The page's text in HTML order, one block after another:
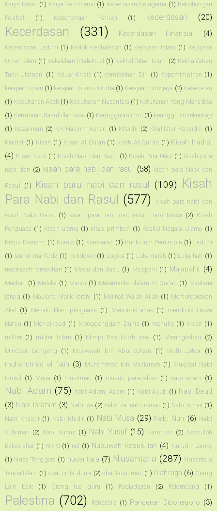
Karya Besar (1) Karya Fenomenal (1) Kebebasan beragama (1) Kebohongan
Pejabat
(1) Kebohongan Yahudi (1) kecerdasan (20)
Kecerdasan (331) Kecerdasan Finansial (4)
Kecerdasan Laduni (1) Kedok Keshalehan (1) Kejayaan Islam (1) Kejayaan
Umat Islam (1) Kekalahan Intelektual (1) Kekhalifahan Islam (2) Kekhalifahan
Turki Utsmani (1) Keluar Krisis (1) Kemiskinan Diri (1) Kepemimpinan (1)
kerajaan Islam (1) kerajaan Islam di India (1) Kerajaan Sriwijaya (2) Kesehatan
(1) Kesultanan Aceh (1) Kesultanan Nusantara (1) Ketuhanan Yang Maha Esa
(1) Keturunan Rasulullah saw (1) Keunggulan ilmu (1) keunggulan teknologi
(1) Kezaliman (2) KH Hasyim Ashari (1) Khaidir (2) Khalifatur Rasyidin (1)
Kiamat (1) Kisah (1) Kisah Al Quran (1) kisah Al-Qur'an (1) Kisah Hadist
(4) Kisah Nabi (1) Kisah Nabi dan Rasul (1) Kisah Para Nabi (1) kisah para
nabi dan (2) kisah para nabi dan rasul (58) kisah para Nabi dan
Rasul (1) Kisah para nabi dan rasul (109) Kisah
Para Nabi dan Rasul (577)
kisah para nabi dan
rasul. Nabi Daud
(1) kisah para nabi dan rasul. nabi Musa (2) Kisah
Penguasa (1) Kisah ulama (1) kitab primbon (1) Koalisi Negara Ulama (1)
Krisis Ekonomi (1) Kumis (1) Kumparan (1) Kurikulum Pemimpin (1) Laduni
(1) lauhul mahfudz (1) lockdown (1) Logika (1) Luka darah (1) Luka hati (1)
madrasah ramadhan (1) Madu dan Susu (1) Majapahi (1) Majapahit (4)
Makkah (1) Malaka (1) Mandi (1) Matematika dalam Al-Qur'an (1) Maulana
Ishaq (1) Maulana Malik Ibrahi (1) Melihat Wajah Allah (1) Memerdekakan
Akal
(1) Menaklukkan penguasa (1) Mendidik anak (1)
mendidik Hawa
Nafsu (1) Mendikbud (1) Menggenggam Dunia (1) menulis (1) Mesir (1)
militer (1) militer Islam (1) Mimpi Rasulullah saw (1) Minangkabau
(2)
Mindset Dongeng
(1) Muawiyah bin Abu Sofyan (1) Mufti Johor (1)
muhammad al fatih (3) Muhammad bin Maslamah (1) Mukjizat Nabi
Ismail
(1) Musa (1) muslimah (1) musuh peradaban (1) nabi adam (1)
Nabi Adam (75) nabi Adam. Adam (1) Nabi Ayub (1) Nabi Daud
(3) Nabi Ibrahim (3) Nabi Isa (2) nabi Isa. nabi ismail (1) Nabi Ismail (1)
Nabi Khaidir (1) Nabi Khidir (1) Nabi Musa (29) Nabi Nuh (6) Nabi
Sulaiman (2) Nabi Yunus (1) Nabi Yusuf (15) Namrudz (2) Nasrulloh
Baksolahar (1) NKRI (1) nol (1) Nubuwah Rasulullah (4) Nurudin Zanky
(1) Nusa Tenggara (1) nusantara (7) Nusantara (287) Nusantara
Tanpa Islam (1) obat cinta dunia (2) obat takut mati (1) Olahraga (6) Orang
Lain baik
(1) Orang tua guru (1) Padjadjaran (2) Palembang (1)
Palestina (702) Pancasila (1) Pangeran Diponegoro (3)